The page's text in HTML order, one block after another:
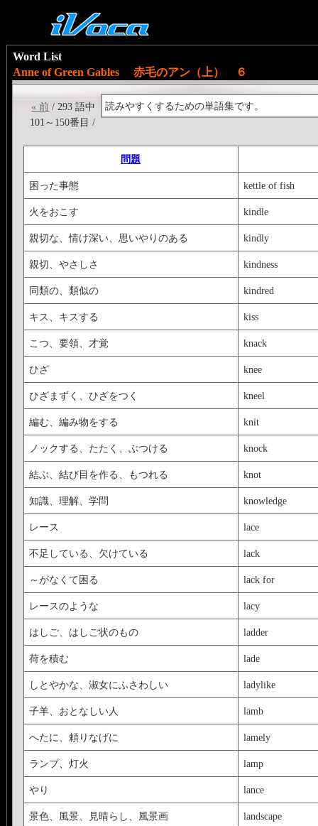
Word List
Anne of Green Gables 赤毛のアン（上） ６
読みやすくするための単語集です。
« 前 / 293 語中
101～150番目 /
問題
困った事態 kettle of fish
火をおこす kindle
親切な、情け深い、思いやりのある kindly
親切、やさしさ kindness
同類の、類似の kindred
キス、キスする kiss
こつ、要領、才覚 knack
ひざ knee
ひざまずく、ひざをつく kneel
編む、編み物をする knit
ノックする、たたく、ぶつける knock
結ぶ、結び目を作る、もつれる knot
知識、理解、学問 knowledge
レース lace
不足している、欠けている lack
～がなくて困る lack for
レースのような lacy
はしご、はしご状のもの ladder
荷を積む lade
しとやかな、淑女にふさわしい ladylike
子羊、おとなしい人 lamb
へたに、頼りなげに lamely
ランプ、灯火 lamp
やり lance
景色、風景、見晴らし、風景画 landscape